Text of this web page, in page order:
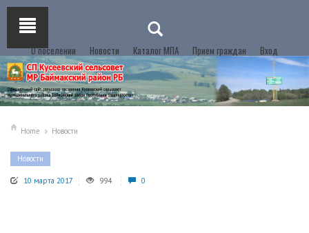
О поселении Новости Каталог МПА Прием граждан Вход
Home Новости
Новости
10 марта 2017 994 0